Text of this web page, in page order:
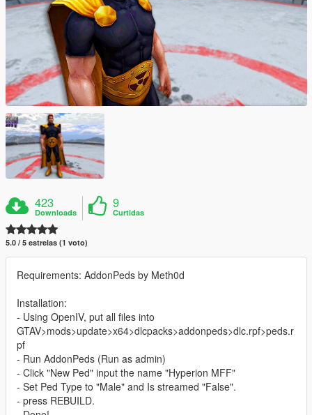
423
Downloads
9
Curtidas
5.0 / 5 estrelas (1 voto)
Requirements: AddonPeds by Meth0d
Installation:
- Using OpenIV, put all files into
GTAV>mods>update>x64>dlcpacks>addonpeds>dlc.rpf>peds.r
pf
- Run AddonPeds (Run as admin)
- Click "New Ped" input the name "Hyperion MFF"
- Set Ped Type to "Male" and Is streamed "False".
- press REBUILD.